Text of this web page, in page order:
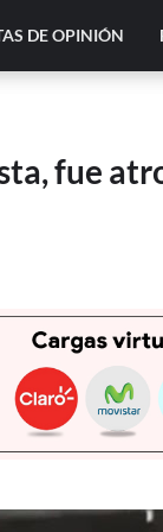
DE OPINIÓN
fue